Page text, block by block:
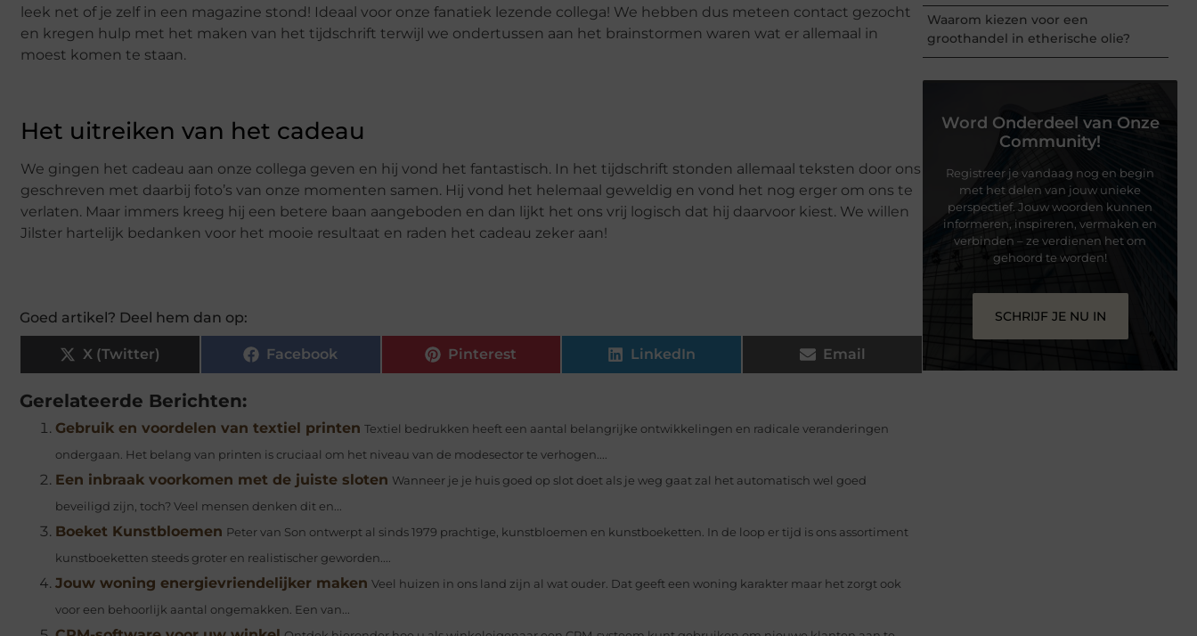
leek net of je zelf in een magazine stond! Ideaal voor onze fanatiek lezende collega! We hebben dus meteen contact gezocht
en kregen hulp met het maken van het tijdschrift terwijl we ondertussen aan het brainstormen waren wat er allemaal in
moest komen te staan.
Het uitreiken van het cadeau
We gingen het cadeau aan onze collega geven en hij vond het fantastisch. In het tijdschrift stonden allemaal teksten door ons
geschreven met daarbij foto’s van onze momenten samen. Hij vond het helemaal geweldig en vond het nog erger om ons te
verlaten. Maar immers kreeg hij een betere baan aangeboden en dan lijkt het ons vrij logisch dat hij daarvoor kiest. We willen
Jilster hartelijk bedanken voor het mooie resultaat en raden het cadeau zeker aan!
Goed artikel? Deel hem dan op:
X (Twitter) Facebook Pinterest LinkedIn Email
Gerelateerde Berichten:
Gebruik en voordelen van textiel printen Textiel bedrukken heeft een aantal belangrijke ontwikkelingen en radicale veranderingen
ondergaan. Het belang van printen is cruciaal om het niveau van de modesector te verhogen....
Een inbraak voorkomen met de juiste sloten Wanneer je je huis goed op slot doet als je weg gaat zal het automatisch wel goed
beveiligd zijn, toch? Veel mensen denken dit en...
Boeket Kunstbloemen Peter van Son ontwerpt al sinds 1979 prachtige, kunstbloemen en kunstboeketten. In de loop er tijd is ons assortiment
kunstboeketten steeds groter en realistischer geworden....
Jouw woning energievriendelijker maken Veel huizen in ons land zijn al wat ouder. Dat geeft een woning karakter maar het zorgt ook
voor een behoorlijk aantal ongemakken. Een van...
Waarom kiezen voor een
groothandel in etherische olie?
Word Onderdeel van Onze
Community!
Registreer je vandaag nog en begin
met het delen van jouw unieke
perspectief. Jouw woorden kunnen
informeren, inspireren, vermaken en
verbinden – ze verdienen het om
gehoord te worden!
SCHRIJF JE NU IN